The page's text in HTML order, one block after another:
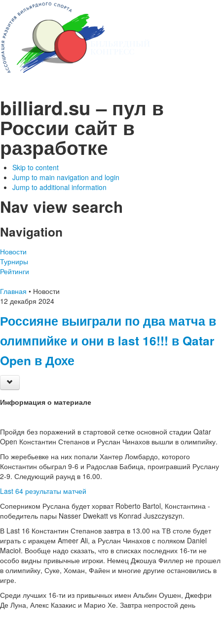
billiard.su – пул в
России сайт в
разработке
Skip to content
Jump to main navigation and login
Jump to additional information
Nav view search
Navigation
Новости
Турниры
Рейтинги
Главная • Новости
12 декабря 2024
Россияне выиграли по два матча в
олимпийке и они в last 16!!! в Qatar
Open в Дохе
Информация о материале
Пройдя без поражений в стартовой сетке основной стадии Qatar
Open Константин Степанов и Руслан Чинахов вышли в олимпийку.
По жеребьевке на них попали Хантер Ломбардо, которого
Константин обыграл 9-6 и Радослав Бабица, проигравший Руслану
2-9. Следующий раунд в 16.00.
Last 64 результаты матчей
Соперником Руслана будет хорват Roberto Bartol, Константина -
победитель пары Nasser Dwekatt vs Konrad Juszczyszyn.
В Last 16 Константин Степанов завтра в 13.00 на ТВ столе будет
играть с иракцем Ameer Ali, а Руслан Чинахов с поляком Daniel
Macioł. Вообще надо сказать, что в списках последних 16-ти не
особо видны привычные игроки. Немец Джошуа Филлер не прошел
в олимпийку, Суке, Хоман, Файен и многие другие остановились в
игре.
Среди лучших 16-ти из привычных имен Альбин Оушен, Джефри
Де Луна, Алекс Казакис и Марио Хе. Завтра непростой день